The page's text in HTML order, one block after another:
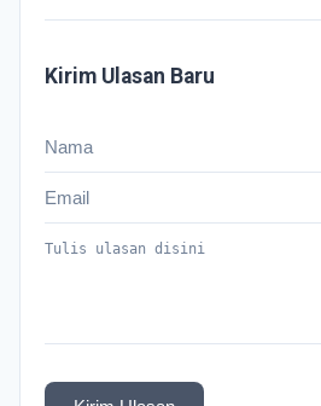
Kirim Ulasan Baru